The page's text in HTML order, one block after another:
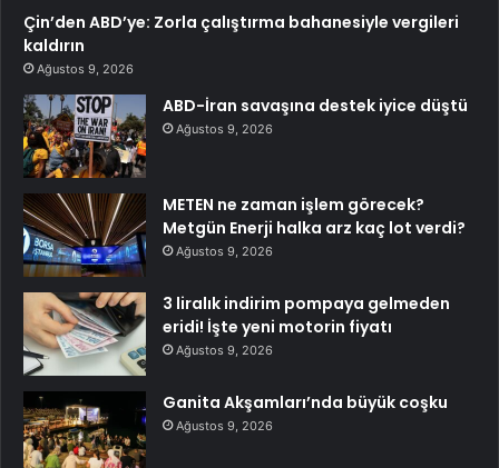
Çin’den ABD’ye: Zorla çalıştırma bahanesiyle vergileri
kaldırın
Ağustos 9, 2026
ABD-İran savaşına destek iyice düştü
Ağustos 9, 2026
METEN ne zaman işlem görecek?
Metgün Enerji halka arz kaç lot verdi?
Ağustos 9, 2026
3 liralık indirim pompaya gelmeden
eridi! İşte yeni motorin fiyatı
Ağustos 9, 2026
Ganita Akşamları’nda büyük coşku
Ağustos 9, 2026